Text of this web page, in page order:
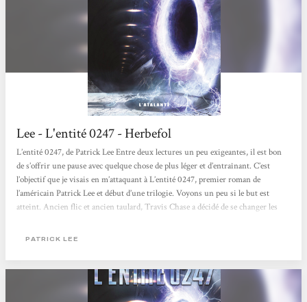
Lee - L'entité 0247 - Herbefol
L’entité 0247, de Patrick Lee Entre deux lectures un peu exigeantes, il est bon
de s’offrir une pause avec quelque chose de plus léger et d’entraînant. C’est
l’objectif que je visais en m’attaquant à L’entité 0247, premier roman de
l’américain Patrick Lee et début d’une trilogie. Voyons un peu si le but est
atteint. Ancien flic et ancien taulard, Travis Chase a décidé de se changer les
ressourcer, d’enterrer ses vies passées et de repartir de zéro....
PATRICK LEE